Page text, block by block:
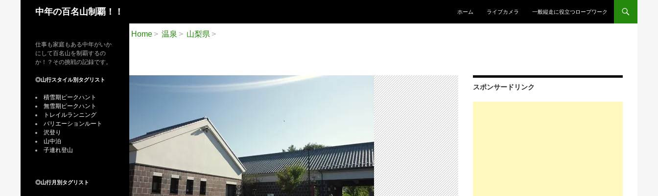
中年の百名山制覇！！
ホーム
ライブカメラ 一般縦走に役立つロープワーク
Home 温泉 山梨県
スポンサードリンク
仕事も家庭もある中年がいか
にして百名山を制覇するの
か！？その挑戦の記録です。
◎山行スタイル別タグリスト
積雪期ピークハント
無雪期ピークハント
トレイルランニング
バリエーションルート
沢登り
山中泊
子連れ登山
◎山行月別タグリスト